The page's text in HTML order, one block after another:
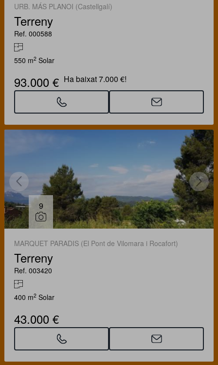
URB. MÁS PLANOI (Castellgalí)
Terreny
Ref. 000588
550 m2 Solar
93.000 € Ha baixat 7.000 €!
9
MARQUET PARADIS (El Pont de Vilomara i Rocafort)
Terreny
Ref. 003420
400 m2 Solar
43.000 €